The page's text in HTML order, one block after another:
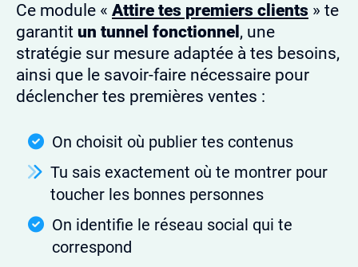
Ce module « Attire tes premiers clients » te
garantit un tunnel fonctionnel , une
stratégie sur mesure adaptée à tes besoins,
ainsi que le savoir-faire nécessaire pour
déclencher tes premières ventes :
On choisit où publier tes contenus
Tu sais exactement où te montrer pour
toucher les bonnes personnes
On identifie le réseau social qui te
correspond